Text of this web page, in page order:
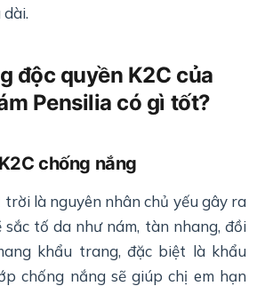
độc quyền K2C của
Pensilia có gì tốt?
chống nắng
là nguyên nhân chủ yếu gây ra
sắc tố da như nám, tàn nhang, đồi
khẩu trang, đặc biệt là khẩu
chống nắng sẽ giúp chị em hạn